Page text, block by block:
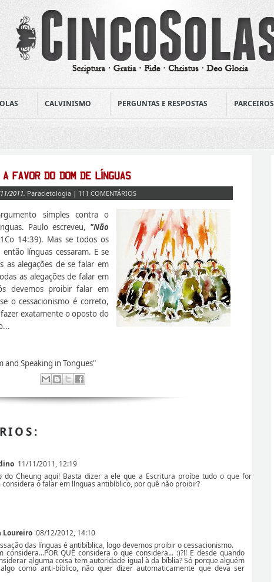
CALVINISMO PERGUNTAS E RESPOSTAS PARCEIROS
2011. Paracletologia | 111 COMENTÁRIOS
simples contra o
Paulo escreveu, "Não
14:39). Mas se todos os
línguas cessaram. E se
as alegações de se falar em
as alegações de falar em
devemos proibir falar em
o cessacionismo é correto,
exatamente o oposto do
and Speaking in Tongues"
11/11/2011, 12:19
do Cheung aqui! Basta dizer a ele que a Escritura proíbe tudo o que for
o falar em línguas antibíblico, por quê não proibir?
Loureiro 08/12/2012, 14:10
das línguas é antibíblica, logo devemos proibir o cessacionismo.
considera...POR QUÊ considera o que considera... :)?!! E desde quando
alguma coisa tem autoridade igual à da bíblia? Só porque alguém
como anti-bíblico, não quer dizer automaticamente que deva ser